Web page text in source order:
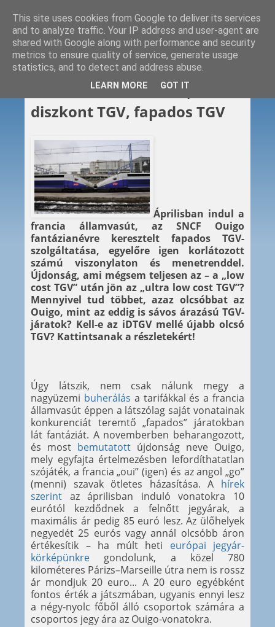
2013. 02. 20.
Francia evolúció: TGV,
diszkont TGV, fapados TGV
Áprilisban indul a
francia államvasút, az SNCF Ouigo
fantázianévre keresztelt fapados TGV-
szolgáltatása, egyelőre igen korlátozott
számú viszonylaton és menetrenddel.
Újdonság, ami mégsem teljesen az – a „low
cost TGV” után jön az „ultra low cost TGV”?
Mennyivel tud többet, azaz olcsóbbat az
Ouigo, mint az eddig is sávos árazású TGV-
járatok? Kell-e az iDTGV mellé újabb olcsó
TGV? Kattintsanak a részletekért!
Úgy látszik, nem csak nálunk megy a
nagyüzemi buherálás a tarifákkal és a francia
államvasút éppen a látszólag saját vonatainak
konkurenciát teremtő „fapados” járatokban
lát fantáziát. A novemberben beharangozott,
és most bemutatott újdonság neve Ouigo,
mely egyfajta értelmezésben lefordíthatatlan
szójáték, a francia „oui” (igen) és az angol „go”
(menni) szavak ötletes házasítása. A hírek
szerint az áprilisban induló vonatokra 10
eurótól kezdődnek a felnőtt jegyárak, a
maximális ár pedig 85 euró lesz. Az ülőhelyek
negyedét 25 eurós vagy annál olcsóbb áron
értékesítik – ha múlt heti európai jegyár-
körképünkre gondolunk, a közel 780
kilométeres Párizs–Marseille útra nem is rossz
ár mondjuk 20 euro... A 20 euro egyébként
fontos érték a játszmában, ugyanis ennyi lesz
a négy-nyolc főből álló csoportok számára a
csoportos jegy ára az Ouigo-vonatokra.
This site uses cookies from Google to deliver its services
and to analyze traffic. Your IP address and user-agent are
shared with Google along with performance and security
metrics to ensure quality of service, generate usage
statistics, and to detect and address abuse.
LEARN MORE GOT IT